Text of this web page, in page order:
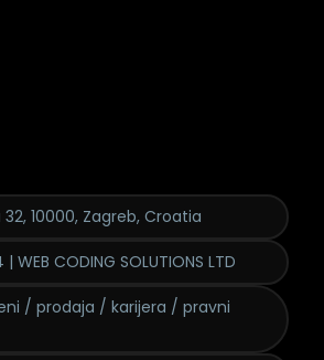
10000, Zagreb, Croatia
| WEB CODING SOLUTIONS LTD
/ prodaja / karijera / pravni